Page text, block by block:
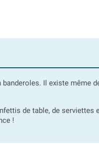
banderoles. Il existe même
de table, de serviettes
!